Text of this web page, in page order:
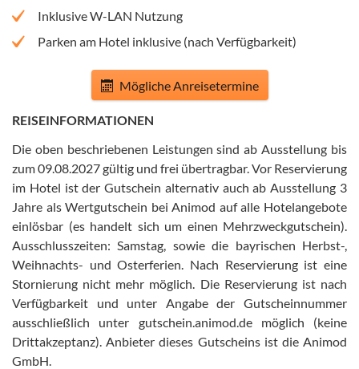
Inklusive W-LAN Nutzung
Parken am Hotel inklusive (nach Verfügbarkeit)
Mögliche Anreisetermine
REISEINFORMATIONEN
Die oben beschriebenen Leistungen sind ab Ausstellung bis
zum 09.08.2027 gültig und frei übertragbar. Vor Reservierung
im Hotel ist der Gutschein alternativ auch ab Ausstellung 3
Jahre als Wertgutschein bei Animod auf alle Hotelangebote
einlösbar (es handelt sich um einen Mehrzweckgutschein)
Ausschlusszeiten: Samstag, sowie die bayrischen Herbst-,
Weihnachts- und Osterferien
Nach Reservierung ist eine
Stornierung nicht mehr möglich
Die Reservierung ist nach
Verfügbarkeit und unter Angabe der Gutscheinnummer
ausschließlich unter gutschein.animod.de möglich (keine
Drittakzeptanz) Anbieter dieses Gutscheins ist die Animod
GmbH